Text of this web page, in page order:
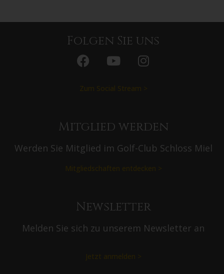
Folgen Sie uns
Zum Social Stream >
Mitglied werden
Werden Sie Mitglied im Golf-Club Schloss Miel
Mitgliedschaften entdecken >
Newsletter
Melden Sie sich zu unserem Newsletter an
Jetzt anmelden >